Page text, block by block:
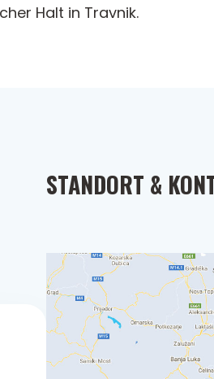
Halt in Travnik.
STANDORT &